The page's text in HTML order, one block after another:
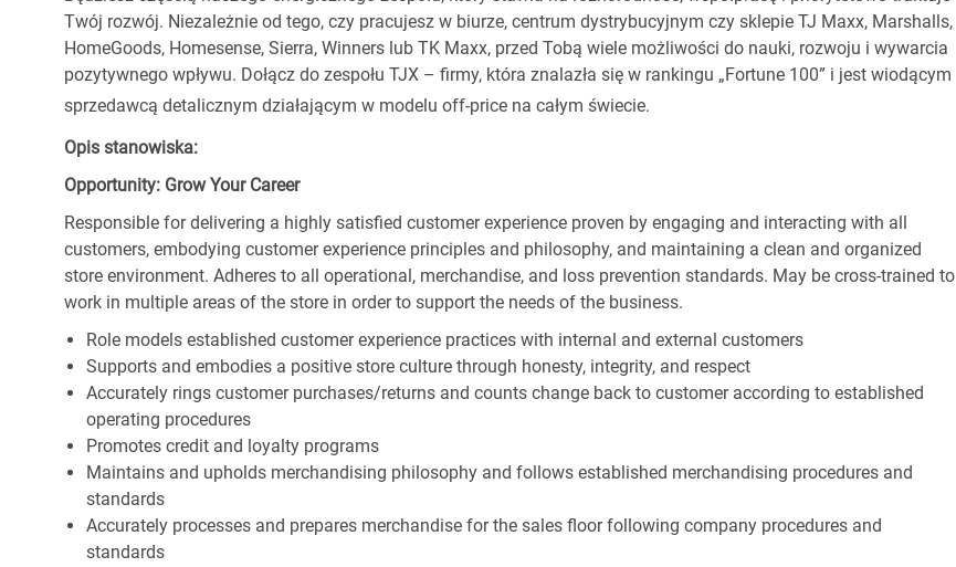
Twój rozwój. Niezależnie od tego, czy pracujesz w biurze, centrum dystrybucyjnym czy sklepie TJ Maxx, Marshalls,
HomeGoods, Homesense, Sierra, Winners lub TK Maxx, przed Tobą wiele możliwości do nauki, rozwoju i wywarcia
pozytywnego wpływu. Dołącz do zespołu TJX – firmy, która znalazła się w rankingu „Fortune 100” i jest wiodącym
sprzedawcą detalicznym działającym w modelu off-price na całym świecie.
Opis stanowiska:
Opportunity: Grow Your Career
Responsible for delivering a highly satisfied customer experience proven by engaging and interacting with all
customers, embodying customer experience principles and philosophy, and maintaining a clean and organized
store environment. Adheres to all operational, merchandise, and loss prevention standards. May be cross-trained to
work in multiple areas of the store in order to support the needs of the business.
Role models established customer experience practices with internal and external customers
Supports and embodies a positive store culture through honesty, integrity, and respect
Accurately rings customer purchases/returns and counts change back to customer according to established
operating procedures
Promotes credit and loyalty programs
Maintains and upholds merchandising philosophy and follows established merchandising procedures and
standards
Accurately processes and prepares merchandise for the sales floor following company procedures and
standards